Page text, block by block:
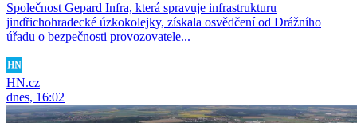
Společnost Gepard Infra, která spravuje infrastrukturu
jindřichohradecké úzkokolejky, získala osvědčení od Drážního
úřadu o bezpečnosti provozovatele...
HN.cz
dnes, 16:02